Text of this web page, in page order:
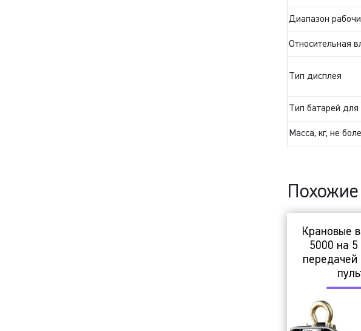
Диапазон
Относительная
Тип дисплея
Тип батарей
Масса, кг, не
Крановые
5000 на 5
передачей